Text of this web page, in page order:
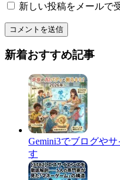
新しい投稿をメールで
新着おすすめ記事
Gemini3でブログや
す